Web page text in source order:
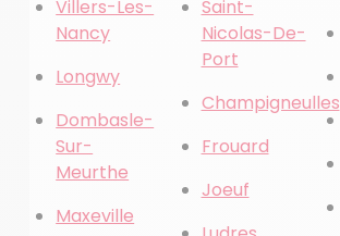
Villers-Les-
Nancy
Longwy
Dombasle-
Sur-
Meurthe
Maxeville
Saint-
Nicolas-De-
Port
Champigneulles
Frouard
Joeuf